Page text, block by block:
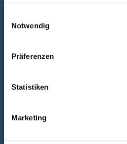
Notwendig
Präferenzen
Statistiken
Marketing
möchten ganz einfach
aufgeben? Schreiben Sie